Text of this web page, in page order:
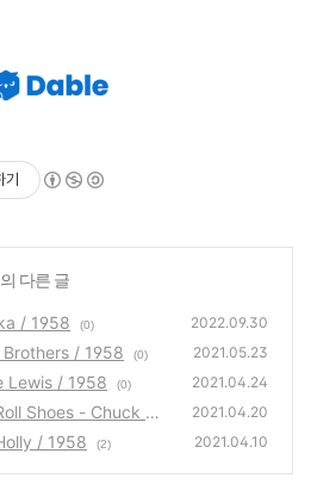
다른 글
/ 1958 (0) 2022.09.30
/ 1958 (0) 2021.05.23
Lewis / 1958 (0) 2021.04.24
Shoes - Chuck Will
2021.04.20
/ 1958 (2) 2021.04.10